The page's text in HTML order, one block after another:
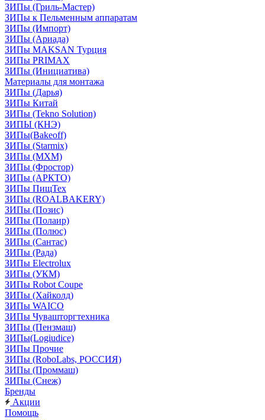
ЗИПы (Гриль-Мастер)
ЗИПы к Пельменным аппаратам
ЗИПы (Импорт)
ЗИПы (Ариада)
ЗИПы MAKSAN Турция
ЗИПы PRIMAX
ЗИПы (Инициатива)
Материалы для монтажа
ЗИПы (Дарья)
ЗИПы Китай
ЗИПы (Tekno Solution)
ЗИПЫ (КНЭ)
ЗИПы(Bakeoff)
ЗИПы (Starmix)
ЗИПы (МХМ)
ЗИПы (Фростор)
ЗИПы (АРКТО)
ЗИПы ПищТех
ЗИПы (ROALBAKERY)
ЗИПы (Позис)
ЗИПы (Полаир)
ЗИПы (Полюс)
ЗИПы (Сантас)
ЗИПы (Рада)
ЗИПы Electrolux
ЗИПы (УКМ)
ЗИПы Robot Coupe
ЗИПы (Хайколд)
ЗИПы WAICO
ЗИПы Чувашторгтехника
ЗИПы (Пензмаш)
ЗИПы(Logiudice)
ЗИПы Прочие
ЗИПы (RoboLabs, РОССИЯ)
ЗИПы (Проммаш)
ЗИПы (Снеж)
Бренды
Акции
Помощь